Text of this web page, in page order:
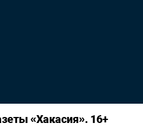
«Хакасия». 16+